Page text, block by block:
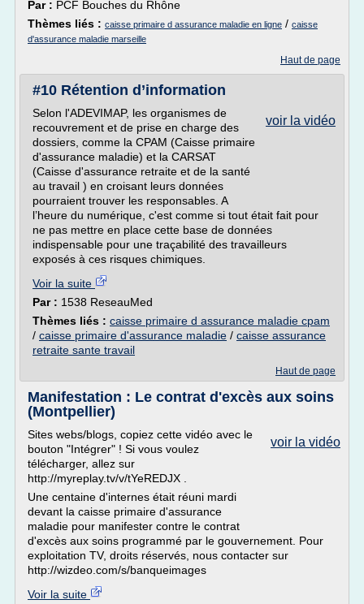
Par : PCF Bouches du Rhône
Thèmes liés : caisse primaire d assurance maladie en ligne / caisse
d'assurance maladie marseille
Haut de page
#10 Rétention d’information
voir la vidéo
Selon l'ADEVIMAP, les organismes de
recouvrement et de prise en charge des
dossiers, comme la CPAM (Caisse primaire
d'assurance maladie) et la CARSAT
(Caisse d'assurance retraite et de la santé
au travail ) en croisant leurs données
pourraient trouver les responsables. A
l’heure du numérique, c'est comme si tout était fait pour
ne pas mettre en place cette base de données
indispensable pour une traçabilité des travailleurs
exposés à ces risques chimiques.
Voir la suite
Par : 1538 ReseauMed
Thèmes liés : caisse primaire d assurance maladie cpam
/ caisse primaire d'assurance maladie / caisse assurance
retraite sante travail
Haut de page
Manifestation : Le contrat d'excès aux soins
(Montpellier)
voir la vidéo
Sites webs/blogs, copiez cette vidéo avec le
bouton "Intégrer" ! Si vous voulez
télécharger, allez sur
http://myreplay.tv/v/tYeREDJX .
Une centaine d'internes était réuni mardi
devant la caisse primaire d'assurance
maladie pour manifester contre le contrat
d'excès aux soins programmé par le gouvernement. Pour
exploitation TV, droits réservés, nous contacter sur
http://wizdeo.com/s/banqueimages
Voir la suite